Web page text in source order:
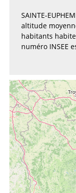
SAINTE-
altitude
habitants
numéro INSEE